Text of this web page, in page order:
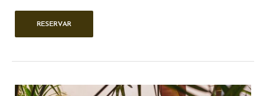
RESERVAR